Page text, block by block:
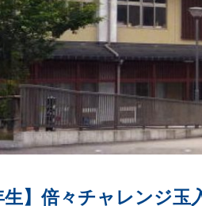
生】倍々チャレンジ玉